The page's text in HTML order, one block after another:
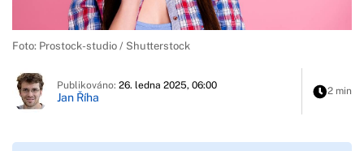
Foto: Prostock-studio / Shutterstock
Publikováno: 26. ledna 2025, 06:00
Jan Říha 2 min